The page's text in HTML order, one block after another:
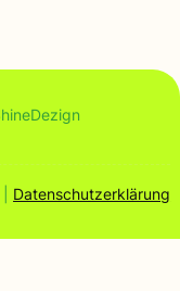
Datenschutzerklärung